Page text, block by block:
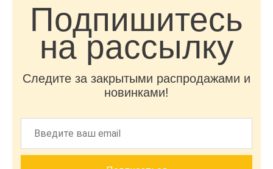
Подпишитесь
на рассылку
Следите за закрытыми распродажами и
новинками!